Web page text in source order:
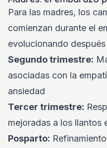
Para las madres, los
comienzan durante el
evolucionando
Segundo trimestre:
asociadas con la
ansiedad
Tercer trimestre:
mejoradas a los llantos
Posparto: